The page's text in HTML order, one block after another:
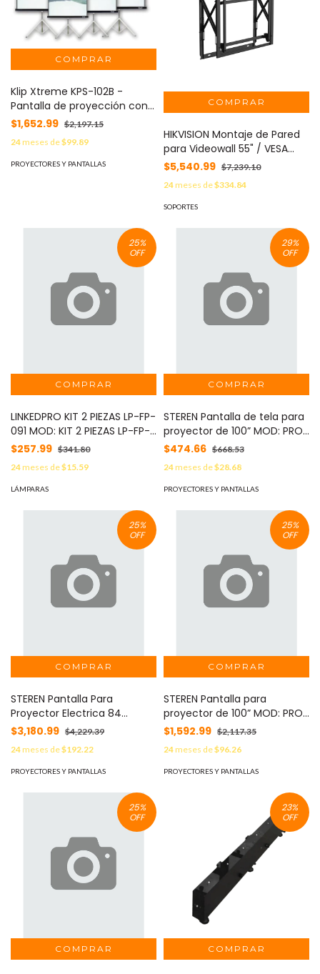
Klip Xtreme KPS-102B -
Pantalla de proyección con
trípode - 86 pulgada ( 218
cm ) MOD: KPS-102B
$1,652.99 $2,197.15
24meses de$99.89
PROYECTORES Y PANTALLAS
HIKVISION Montaje de Pared
para Videowall 55" / VESA
600x400 / Acero SPCC / 92-
239 mm / Hikvision MOD: DP-
D2X55XXX-1X1-Q1-SW-Q0.8-
TY
$5,540.99 $7,239.10
24meses de$334.84
SOPORTES
25%
OFF
LINKEDPRO KIT 2 PIEZAS LP-FP-
091 MOD: KIT 2 PIEZAS LP-FP-
091
$257.99 $341.80
24meses de$15.59
LÁMPARAS
29%
OFF
STEREN Pantalla de tela para
proyector de 100” MOD: PRO-
005
$474.66 $668.53
24meses de$28.68
PROYECTORES Y PANTALLAS
25%
OFF
STEREN Pantalla Para
Proyector Electrica 84
Pulgadas Pro-010 Steren
MOD: PRO-010
$3,180.99 $4,229.39
24meses de$192.22
PROYECTORES Y PANTALLAS
25%
OFF
STEREN Pantalla para
proyector de 100” MOD: PRO-
015
$1,592.99 $2,117.35
24meses de$96.26
PROYECTORES Y PANTALLAS
25%
OFF
23%
OFF